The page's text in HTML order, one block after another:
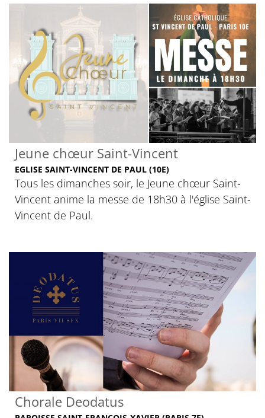
Jeune chœur Saint-Vincent
EGLISE SAINT-VINCENT DE PAUL (10E)
Tous les dimanches soir, le Jeune chœur Saint-
Vincent anime la messe de 18h30 à l'église Saint-
Vincent de Paul.
Chorale Deodatus